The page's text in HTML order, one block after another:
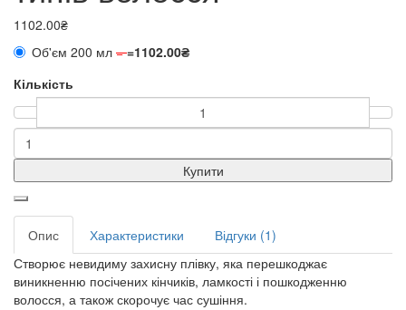
1102.00₴
Об'єм 200 мл ==1102.00₴
Кількість
Купити
Опис Характеристики
Відгуки (1)
Створює невидиму захисну плівку, яка перешкоджає
виникненню посічених кінчиків, ламкості і пошкодженню
волосся, а також скорочує час сушіння.